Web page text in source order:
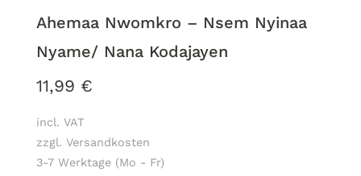
Ahemaa Nwomkro – Nsem Nyinaa
Nyame/ Nana Kodajayen
11,99 €
incl. VAT
zzgl. Versandkosten
3-7 Werktage (Mo - Fr)